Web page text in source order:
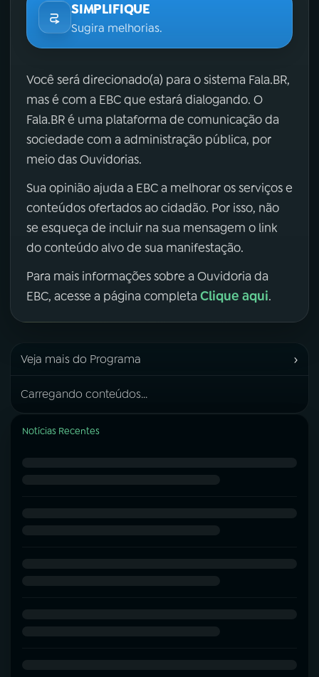
SIMPLIFIQUE
Sugira melhorias.
Você será direcionado(a) para o sistema Fala.BR,
mas é com a EBC que estará dialogando. O
Fala.BR é uma plataforma de comunicação da
sociedade com a administração pública, por
meio das Ouvidorias.
Sua opinião ajuda a EBC a melhorar os serviços e
conteúdos ofertados ao cidadão. Por isso, não
se esqueça de incluir na sua mensagem o link
do conteúdo alvo de sua manifestação.
Para mais informações sobre a Ouvidoria da
EBC, acesse a página completa Clique aqui.
Veja mais do Programa ›
Carregando conteúdos...
Notícias Recentes